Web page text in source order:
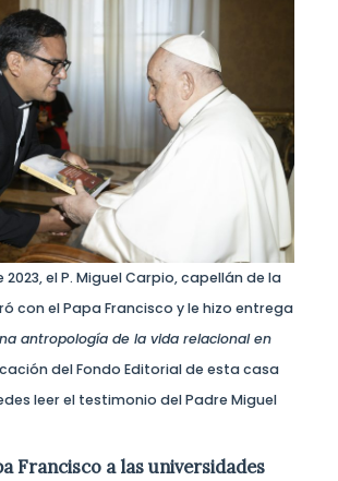
2023, el P. Miguel Carpio, capellán de la
con el Papa Francisco y le hizo entrega
antropología de la vida relacional en
del Fondo Editorial de esta casa
leer el testimonio del Padre Miguel
Francisco a las universidades